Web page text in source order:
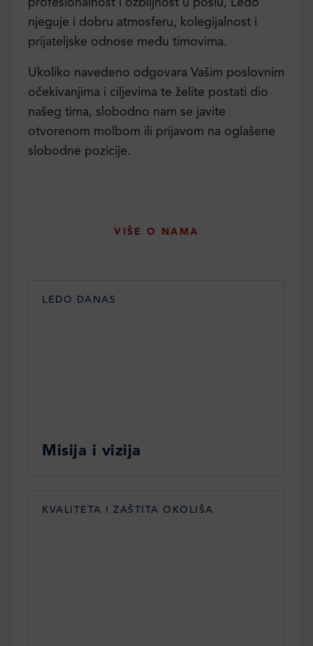
njeguje i dobru atmosferu, kolegijalnost i
prijateljske odnose među timovima.
Ukoliko navedeno odgovara Vašim poslovnim
očekivanjima i ciljevima te želite postati dio
našeg tima, slobodno nam se javite
otvorenom molbom ili prijavom na oglašene
slobodne pozicije.
VIŠE O NAMA
LEDO DANAS
Misija i vizija
KVALITETA I ZAŠTITA OKOLIŠA